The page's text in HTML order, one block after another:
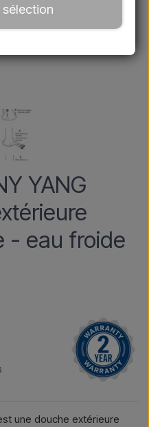
YANG
- eau froide
une douche extérieure